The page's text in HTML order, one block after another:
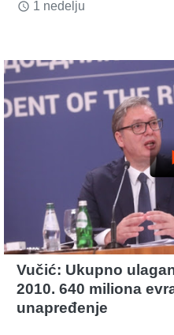
access_time 1 nedelju
Vučić: Ukupno
2010. 640 miliona
unapređenje